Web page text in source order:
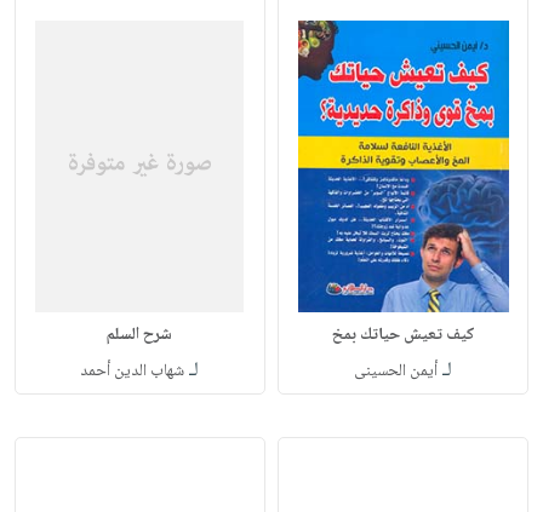
كيف تعيش حياتك بمخ
لـأيمن الحسينى
شرح السلم
لـشهاب الدين أحمد